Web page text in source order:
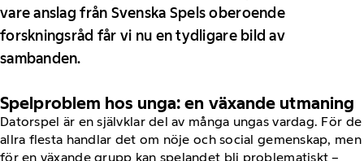
vare anslag från Svenska Spels oberoende
forskningsråd får vi nu en tydligare bild av
sambanden.
Spelproblem hos unga: en växande utmaning
Datorspel är en självklar del av många ungas vardag. För de
allra flesta handlar det om nöje och social gemenskap, men
för en växande grupp kan spelandet bli problematiskt –